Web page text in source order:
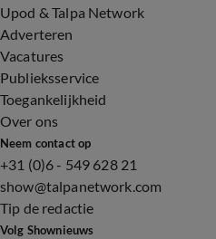
Upod & Talpa Network
Adverteren
Vacatures
Publieksservice
Toegankelijkheid
Over ons
Neem contact op
+31 (0)6 - 549 628 21
show@talpanetwork.com
Tip de redactie
Volg Shownieuws